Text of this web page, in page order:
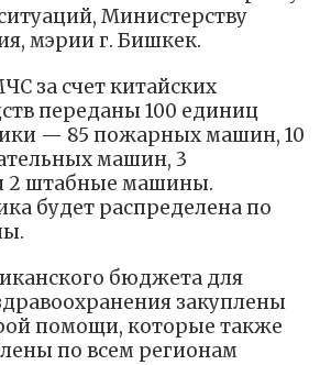
Министерству
мэрии г. Бишкек.
за счет китайских
переданы 100 единиц
— 85 пожарных машин, 10
машин, 3
2 штабные машины.
будет распределена по
бюджета для
закуплены
помощи, которые также
по всем регионам